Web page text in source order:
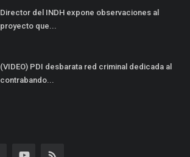
Director del INDH expone observaciones al
proyecto que...
(VIDEO) PDI desbarata red criminal dedicada al
contrabando...